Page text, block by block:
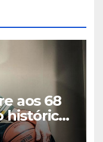
aos 68
histórico